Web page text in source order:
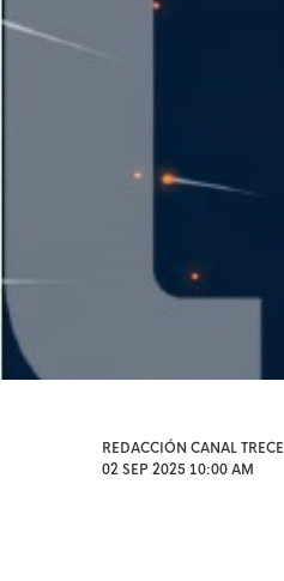
REDACCIÓN CANAL TRECE
02 SEP 2025 10:00 AM